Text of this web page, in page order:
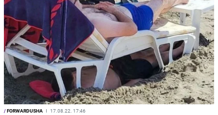
/FORWARDUSHA I 17.08.22. 17:46